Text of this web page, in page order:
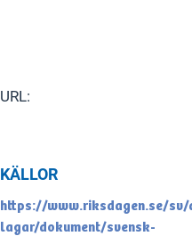
URL:
KÄLLOR
https://www.riksdagen.se/sv/
lagar/dokument/svensk-